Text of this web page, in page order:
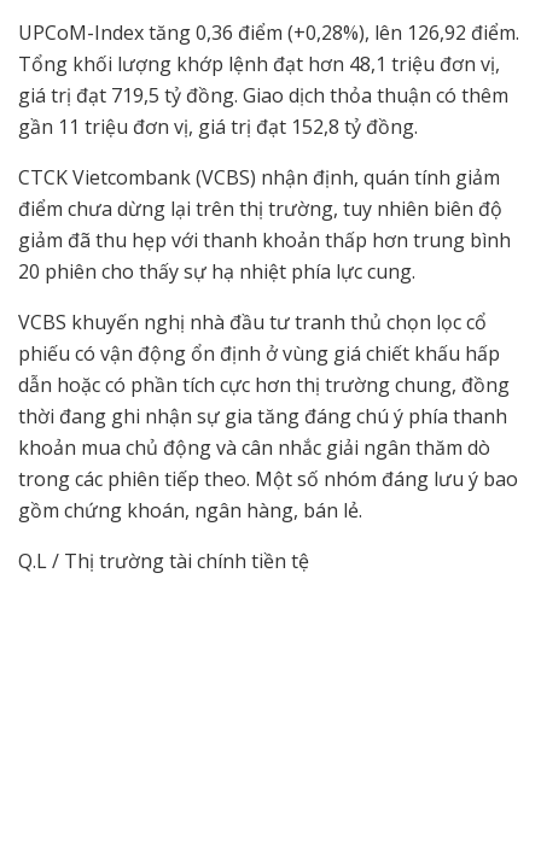
UPCoM-Index tăng 0,36 điểm (+0,28%), lên 126,92 điểm.
Tổng khối lượng khớp lệnh đạt hơn 48,1 triệu đơn vị,
giá trị đạt 719,5 tỷ đồng. Giao dịch thỏa thuận có thêm
gần 11 triệu đơn vị, giá trị đạt 152,8 tỷ đồng.
CTCK Vietcombank (VCBS) nhận định, quán tính giảm
điểm chưa dừng lại trên thị trường, tuy nhiên biên độ
giảm đã thu hẹp với thanh khoản thấp hơn trung bình
20 phiên cho thấy sự hạ nhiệt phía lực cung.
VCBS khuyến nghị nhà đầu tư tranh thủ chọn lọc cổ
phiếu có vận động ổn định ở vùng giá chiết khấu hấp
dẫn hoặc có phần tích cực hơn thị trường chung, đồng
thời đang ghi nhận sự gia tăng đáng chú ý phía thanh
khoản mua chủ động và cân nhắc giải ngân thăm dò
trong các phiên tiếp theo. Một số nhóm đáng lưu ý bao
gồm chứng khoán, ngân hàng, bán lẻ.
Q.L / Thị trường tài chính tiền tệ